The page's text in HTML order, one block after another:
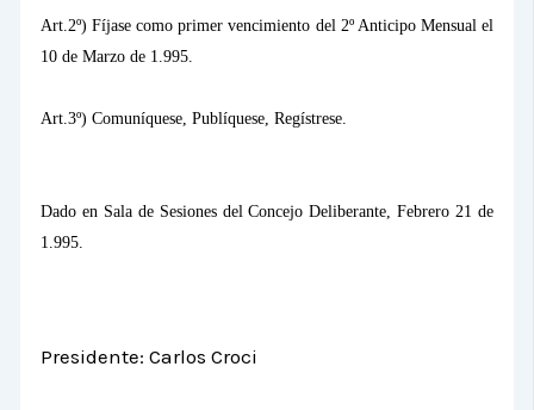
Art.2º) Fíjase como primer vencimiento del 2º Anticipo Mensual el
10 de Marzo de 1.995.
Art.3º) Comuníquese, Publíquese, Regístrese.
Dado en Sala de Sesiones del Concejo Deliberante, Febrero 21 de
1.995.
Presidente: Carlos Croci